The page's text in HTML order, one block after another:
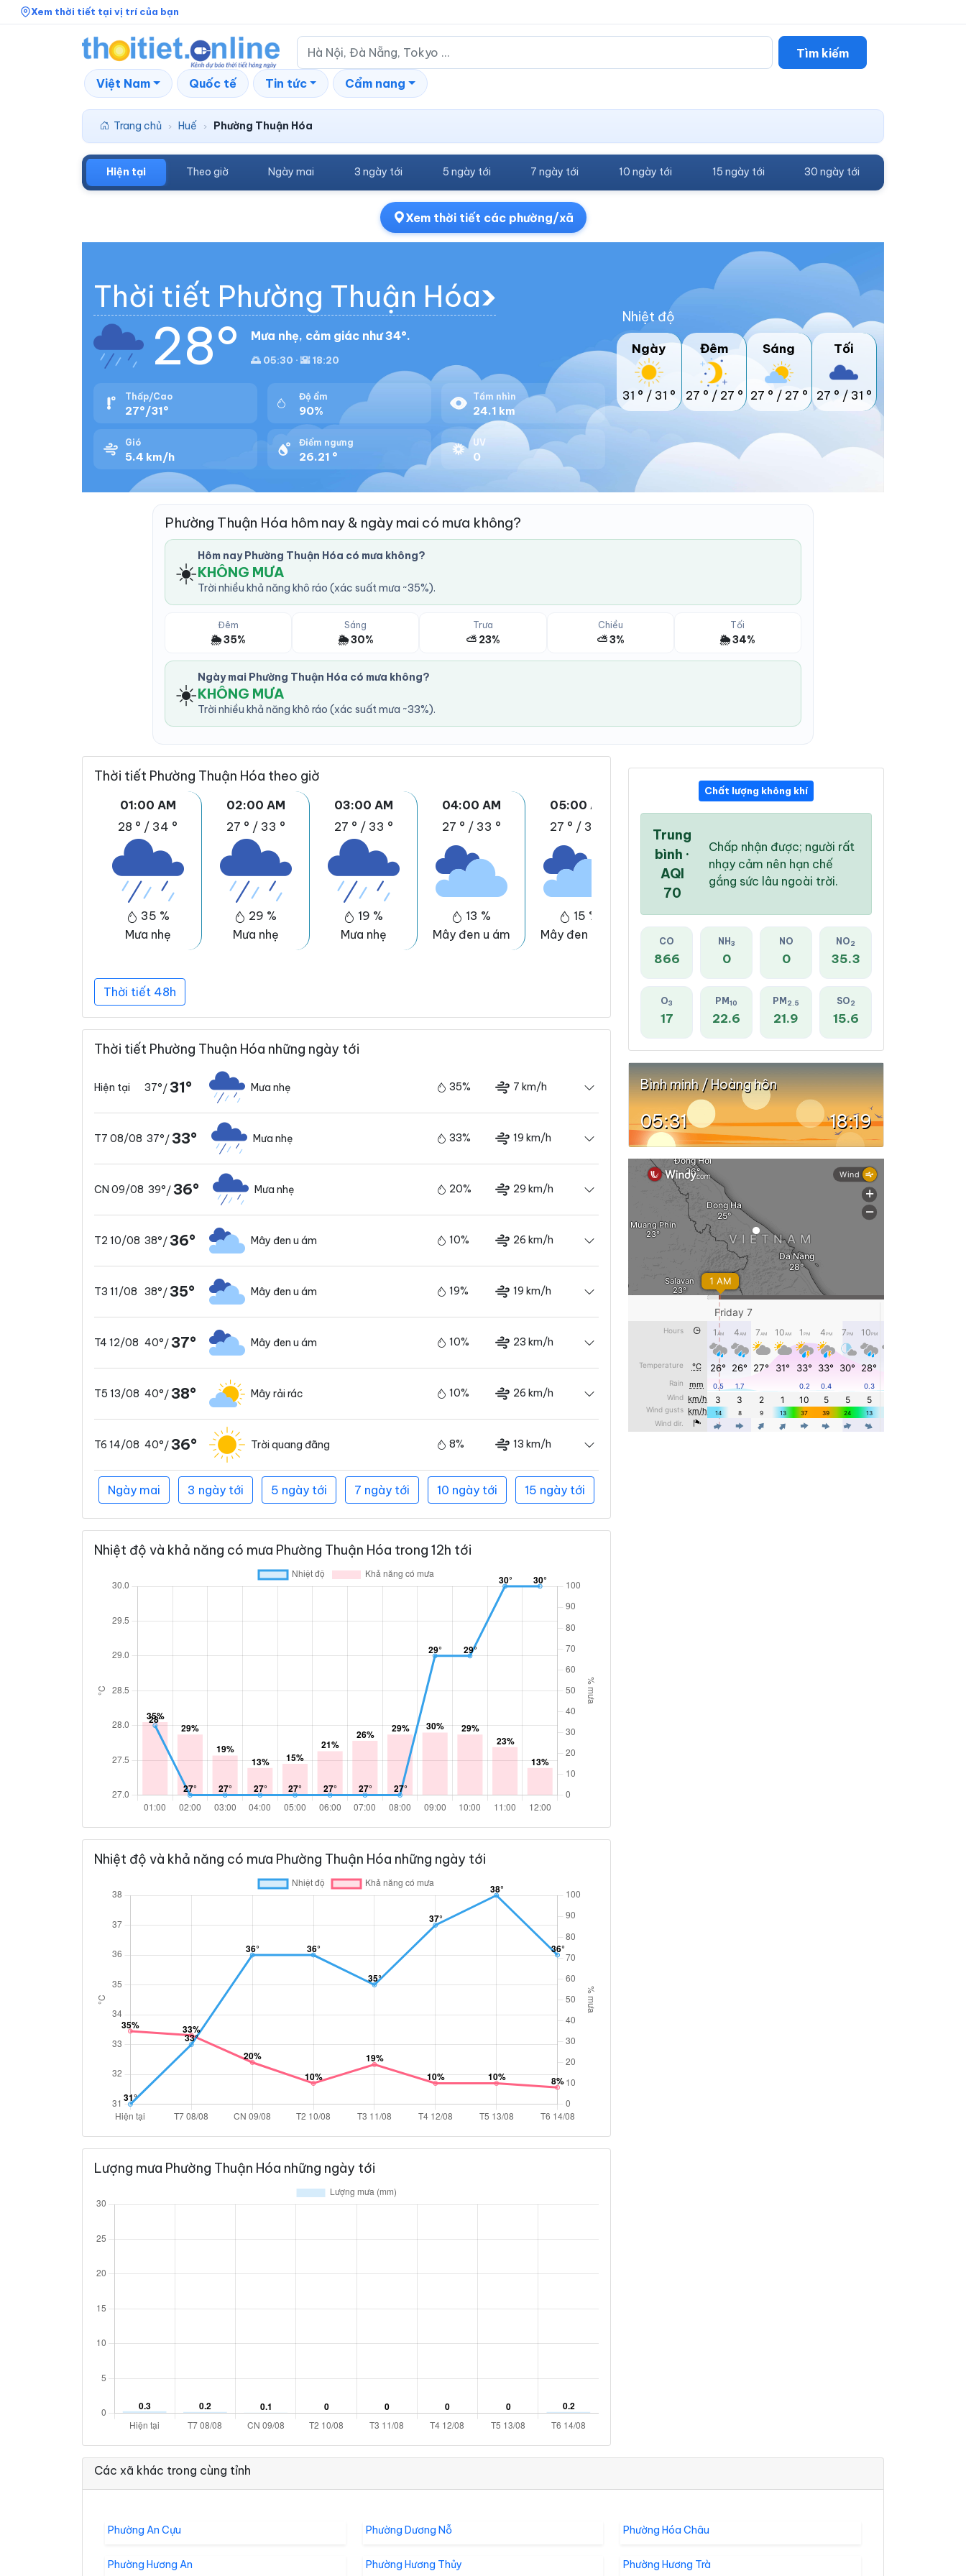
Xem thời tiết tại vị trí của bạn
Tìm kiếm
Việt Nam Quốc tế Tin tức Cẩm nang
Trang chủ › Huế › Phường Thuận Hóa
Hiện tại Theo giờ Ngày mai 3 ngày tới 5 ngày tới 7 ngày tới 10 ngày tới 15 ngày tới 30 ngày tới
Xem thời tiết các phường/xã
Thời tiết Phường Thuận Hóa
28° Mưa nhẹ, cảm giác như 34°.
🌅 05:30 · 🌇 18:20
Thấp/Cao
27°/31°
Độ ẩm
90%
Tầm nhìn
24.1 km
Gió
5.4 km/h
Điểm ngưng
26.21 °
UV
0
Nhiệt độ
Ngày
31 ° / 31 °
Đêm
27 ° / 27 °
Sáng
27 ° / 27 °
Tối
27 ° / 31 °
Phường Thuận Hóa hôm nay & ngày mai có mưa không?
☀️
Hôm nay Phường Thuận Hóa có mưa không?
KHÔNG MƯA
Trời nhiều khả năng khô ráo (xác suất mưa ~35%).
Đêm
🌦️ 35%
Sáng
🌦️ 30%
Trưa
⛅ 23%
Chiều
⛅ 3%
Tối
🌦️ 34%
☀️
Ngày mai Phường Thuận Hóa có mưa không?
KHÔNG MƯA
Trời nhiều khả năng khô ráo (xác suất mưa ~33%).
Thời tiết Phường Thuận Hóa theo giờ
01:00 AM
28 ° / 34 °
35 %
Mưa nhẹ
02:00 AM
27 ° / 33 °
29 %
Mưa nhẹ
03:00 AM
27 ° / 33 °
19 %
Mưa nhẹ
04:00 AM
27 ° / 33 °
13 %
Mây đen u ám
05:00 AM
27 ° / 33 °
15 %
Mây đen u ám
06:00 AM
27 °
21 %
Mây đen u ám
07:00 AM
26 %
Mây đen u ám
Thời tiết 48h
Thời tiết Phường Thuận Hóa những ngày tới
Hiện tại 37°/31° Mưa nhẹ 35% 7 km/h
T7 08/08 37°/33° Mưa nhẹ 33% 19 km/h
CN 09/08 39°/36° Mưa nhẹ 20% 29 km/h
T2 10/08 38°/36° Mây đen u ám 10% 26 km/h
T3 11/08 38°/35° Mây đen u ám 19% 19 km/h
T4 12/08 40°/37° Mây đen u ám 10% 23 km/h
T5 13/08 40°/38° Mây rải rác 10% 26 km/h
T6 14/08 40°/36° Trời quang đãng 8% 13 km/h
Ngày mai 3 ngày tới 5 ngày tới 7 ngày tới 10 ngày tới 15 ngày tới
Nhiệt độ và khả năng có mưa Phường Thuận Hóa trong 12h tới
Nhiệt độ và khả năng có mưa Phường Thuận Hóa những ngày tới
Lượng mưa Phường Thuận Hóa những ngày tới
Chất lượng không khí
Trung
bình ·
AQI
70
Chấp nhận được; người rất
nhạy cảm nên hạn chế
gắng sức lâu ngoài trời.
CO
866
NH 3
0
NO
0
NO2
35.3
O3
17
PM 10
22.6
PM 2.5
21.9
SO2
15.6
Bình minh / Hoàng hôn
05:31 18:19
Các xã khác trong cùng tỉnh
Phường An Cựu Phường Dương Nỗ Phường Hóa Châu
Phường Hương An Phường Hương Thủy Phường Hương Trà